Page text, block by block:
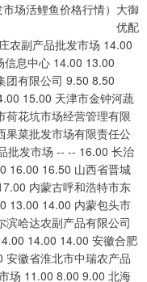
场活鲤鱼价格行情）大御
优配
农副产品批发市场 14.00
信息中心 14.00 13.00
团有限公司 9.50 8.50
15.00 天津市金钟河蔬
花坑市场经营管理有限
菜批发市场有限责任公
批发市场 -- -- 16.00 长治
16.00 16.50 山西省晋城
内蒙古呼和浩特市东
13.00 14.00 内蒙包头市
哈达农副产品有限公司
14.00 14.00 安徽合肥
徽省淮北市中瑞农产品
场 11.00 8.00 9.00 北海